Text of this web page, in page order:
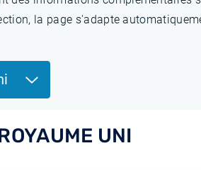
la page s'adapte
UNI